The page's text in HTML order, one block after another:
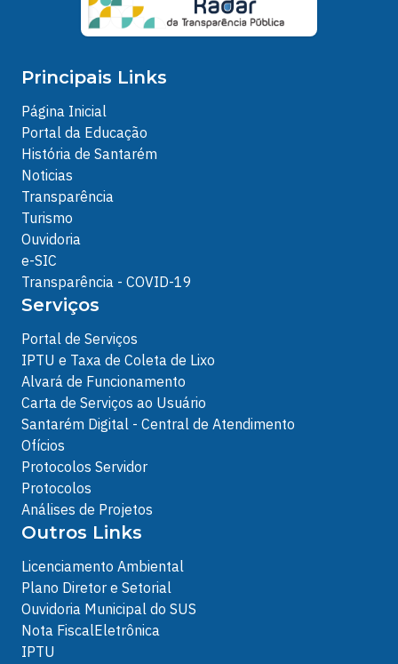
Principais Links
Página Inicial
Portal da Educação
História de Santarém
Noticias
Transparência
Turismo
Ouvidoria
e-SIC
Transparência - COVID-19
Serviços
Portal de Serviços
IPTU e Taxa de Coleta de Lixo
Alvará de Funcionamento
Carta de Serviços ao Usuário
Santarém Digital - Central de Atendimento
Ofícios
Protocolos Servidor
Protocolos
Análises de Projetos
Outros Links
Licenciamento Ambiental
Plano Diretor e Setorial
Ouvidoria Municipal do SUS
Nota FiscalEletrônica
IPTU